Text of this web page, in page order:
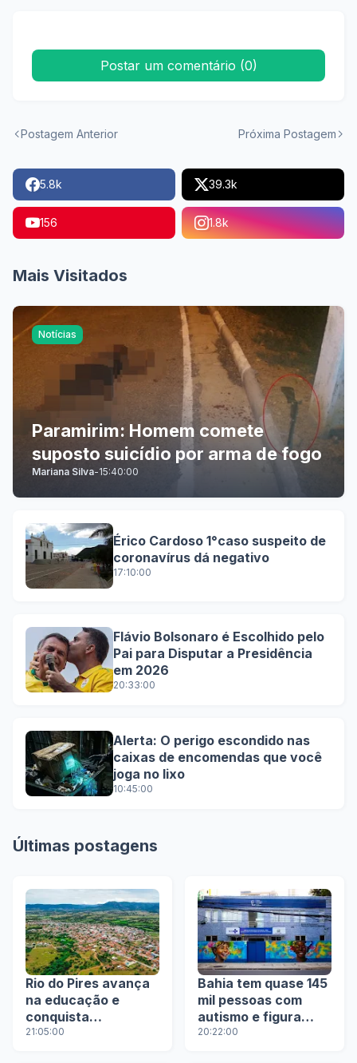
Postar um comentário (0)
Postagem Anterior Próxima Postagem
5.8k 39.3k
156 1.8k
Mais Visitados
Notícias
Paramirim: Homem comete
suposto suicídio por arma de fogo
Mariana Silva-15:40:00
Érico Cardoso 1°caso suspeito de
coronavírus dá negativo
17:10:00
Flávio Bolsonaro é Escolhido pelo
Pai para Disputar a Presidência
em 2026
20:33:00
Alerta: O perigo escondido nas
caixas de encomendas que você
joga no lixo
10:45:00
Últimas postagens
Rio do Pires avança
na educação e
conquista
reconhecimento
21:05:00
Bahia tem quase 145
mil pessoas com
autismo e figura
entre os quatro
20:22:00